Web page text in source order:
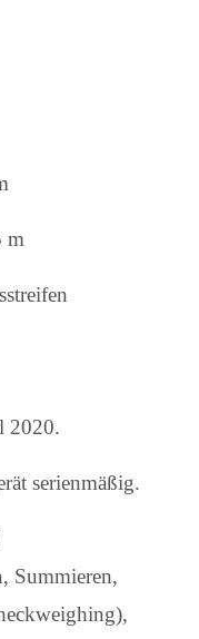
m
2020.
serienmäßig.
Summieren,